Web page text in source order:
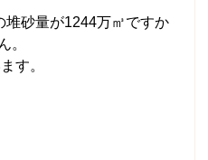
砂量が1244万㎥ですか
ん。
す。